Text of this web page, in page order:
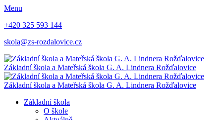
Menu
+420 325 593 144
skola@zs-rozdalovice.cz
Základní škola a Mateřská škola G. A. Lindnera Rožďalovice
Základní škola a Mateřská škola G. A. Lindnera Rožďalovice
Základní škola
O škole